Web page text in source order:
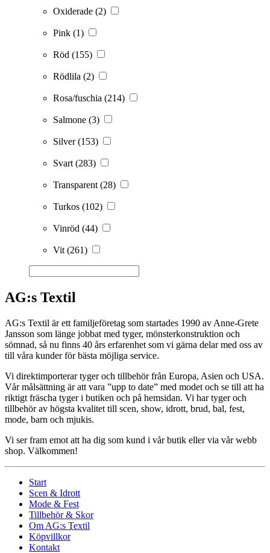
Oxiderade (2)
Pink (1)
Röd (155)
Rödlila (2)
Rosa/fuschia (214)
Salmone (3)
Silver(153)
Svart (283)
Transparent (28)
Turkos (102)
Vinröd (44)
Vit (261)
AG:s Textil
AG:s Textil är ett familjeföretag som startades 1990 av Anne-Grete
Jansson som länge jobbat med tyger, mönsterkonstruktion och
sömnad, så nu finns 40 års erfarenhet som vi gärna delar med oss av
till våra kunder för bästa möjliga service.
Vi direktimporterar tyger och tillbehör från Europa, Asien och USA.
Vår målsättning är att vara ”upp to date” med modet och se till att ha
riktigt fräscha tyger i butiken och på hemsidan. Vi har tyger och
tillbehör av högsta kvalitet till scen, show, idrott, brud, bal, fest,
mode, barn och mjukis.
Vi ser fram emot att ha dig som kund i vår butik eller via vår webb
shop. Välkommen!
Start
Scen & Idrott
Mode & Fest
Tillbehör & Skor
Om AG:s Textil
Köpvillkor
Kontakt